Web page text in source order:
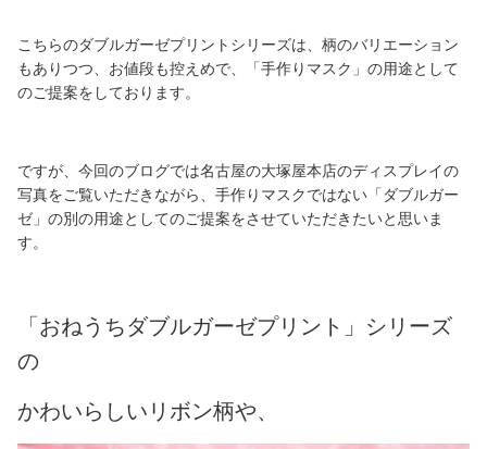
こちらのダブルガーゼプリントシリーズは、柄のバリエーション
もありつつ、お値段も控えめで、「手作りマスク」の用途として
のご提案をしております。
ですが、今回のブログでは名古屋の大塚屋本店のディスプレイの
写真をご覧いただきながら、手作りマスクではない「ダブルガー
ゼ」の別の用途としてのご提案をさせていただきたいと思いま
す。
「おねうちダブルガーゼプリント」シリーズ
の
かわいらしいリボン柄や、